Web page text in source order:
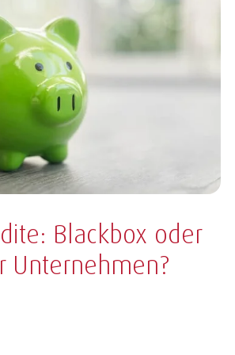
Blackbox oder
Unternehmen?